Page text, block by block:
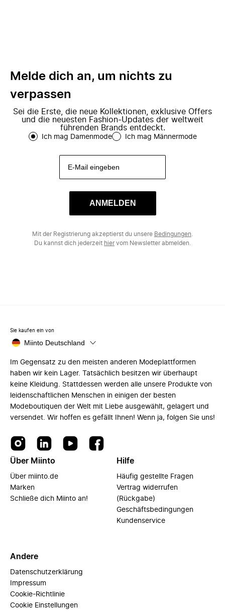
Melde dich an, um nichts zu
verpassen
Sei die Erste, die neue Kollektionen, exklusive Offers
und die neuesten Fashion-Updates der weltweit
führenden Brands entdeckt.
Ich mag Damenmode Ich mag Männermode
ANMELDEN
Mit der Registrierung akzeptierst du unsere Bedingungen
Du kannst dich jederzeit hiervom Newsletter abmelden.
Sie kaufen ein von
Miinto Deutschland
Im Gegensatz zu den meisten anderen Modeplattformen
haben wir kein Lager. Tatsächlich besitzen wir überhaupt
keine Kleidung. Stattdessen werden alle unsere Produkte von
leidenschaftlichen Menschen in einigen der besten
Modeboutiquen der Welt mit Liebe ausgewählt, gelagert und
versendet. Wir hoffen es gefällt Ihnen! Wenn ja, folgen Sie uns!
Über Miinto
Über miinto.de
Marken
Schließe dich Miinto an!
Hilfe
Häufig gestellte Fragen
Vertrag widerrufen
(Rückgabe)
Geschäftsbedingungen
Kundenservice
Andere
Datenschutzerklärung
Impressum
Cookie-Richtlinie
Cookie Einstellungen